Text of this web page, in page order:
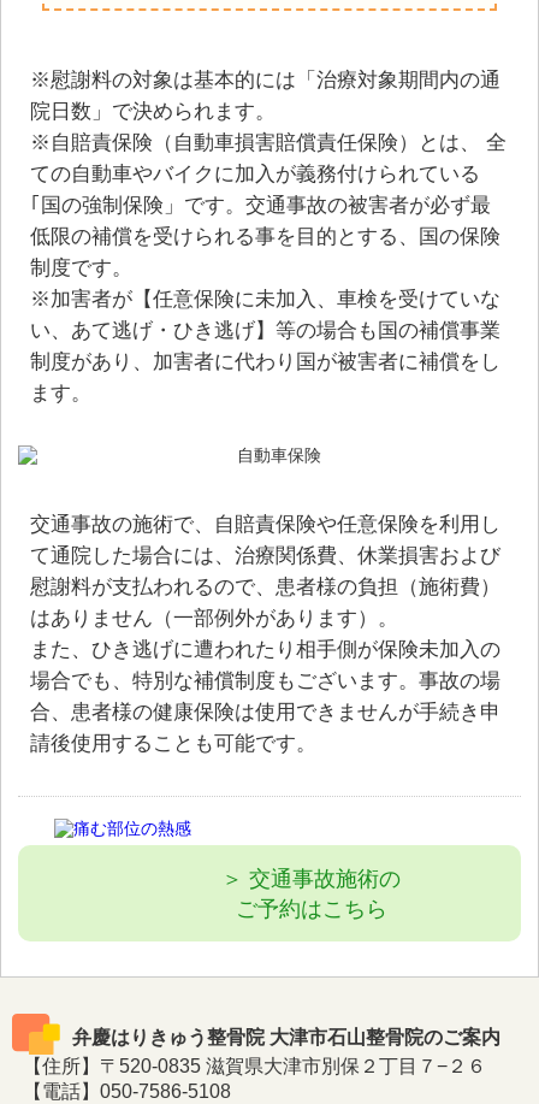
※慰謝料の対象は基本的には「治療対象期間内の通
院日数」で決められます。
※自賠責保険（自動車損害賠償責任保険）とは、 全
ての自動車やバイクに加入が義務付けられている
｢国の強制保険」です。交通事故の被害者が必ず最
低限の補償を受けられる事を目的とする、国の保険
制度です。
※加害者が【任意保険に未加入、車検を受けていな
い、あて逃げ・ひき逃げ】等の場合も国の補償事業
制度があり、加害者に代わり国が被害者に補償をし
ます。
交通事故の施術で、自賠責保険や任意保険を利用し
て通院した場合には、治療関係費、休業損害および
慰謝料が支払われるので、患者様の負担（施術費）
はありません（一部例外があります）。
また、ひき逃げに遭われたり相手側が保険未加入の
場合でも、特別な補償制度もございます。事故の場
合、患者様の健康保険は使用できませんが手続き申
請後使用することも可能です。
＞ 交通事故施術の
ご予約はこちら
弁慶はりきゅう整骨院 大津市石山整骨院のご案内
【住所】〒520-0835 滋賀県大津市別保２丁目７−２６
【電話】050-7586-5108